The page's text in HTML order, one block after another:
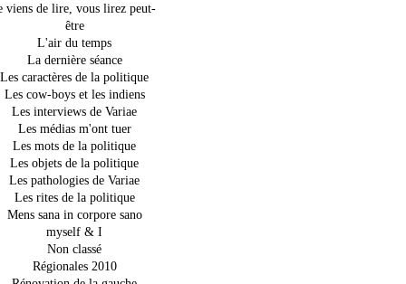
viens de lire, vous lirez peut-
être
L'air du temps
La dernière séance
Les caractères de la politique
Les cow-boys et les indiens
Les interviews de Variae
Les médias m'ont tuer
Les mots de la politique
Les objets de la politique
Les pathologies de Variae
Les rites de la politique
Mens sana in corpore sano
myself & I
Non classé
Régionales 2010